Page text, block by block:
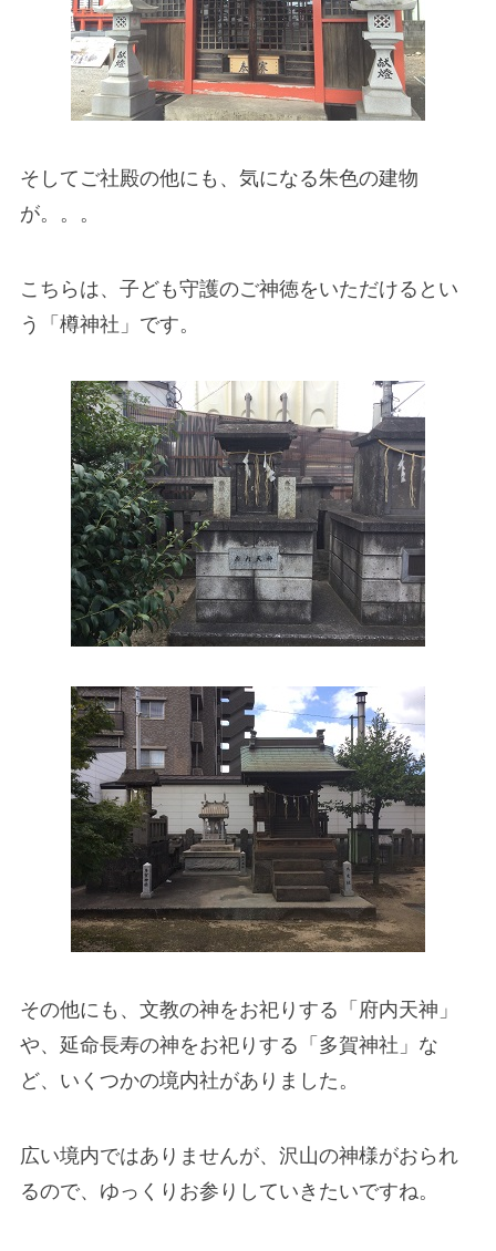
そしてご社殿の他にも、気になる朱色の建物
が。。。
こちらは、子ども守護のご神徳をいただけるとい
う「樽神社」です。
その他にも、文教の神をお祀りする「府内天神」
や、延命長寿の神をお祀りする「多賀神社」な
ど、いくつかの境内社がありました。
広い境内ではありませんが、沢山の神様がおられ
るので、ゆっくりお参りしていきたいですね。